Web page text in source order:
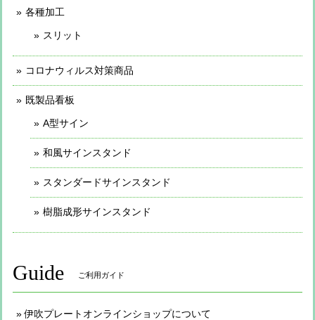
各種加工
スリット
コロナウィルス対策商品
既製品看板
A型サイン
和風サインスタンド
スタンダードサインスタンド
樹脂成形サインスタンド
Guide ご利用ガイド
伊吹プレートオンラインショップについて